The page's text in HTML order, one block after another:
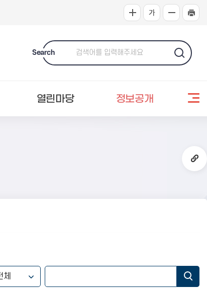
Search
열린마당 정보공개